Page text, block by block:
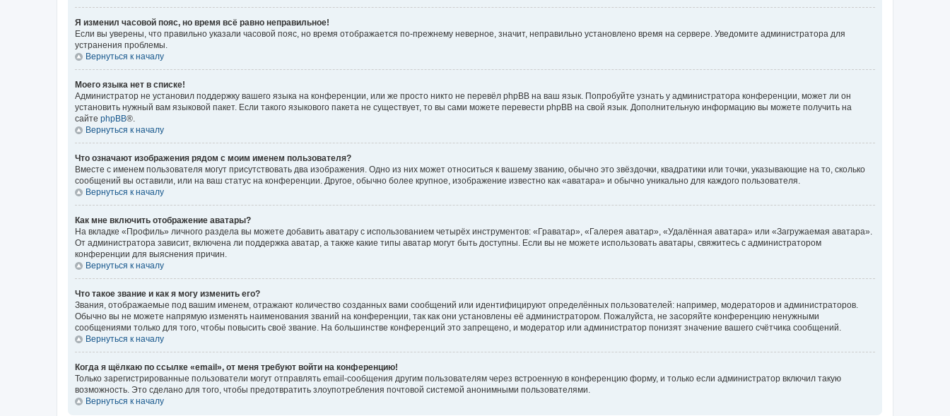
Я изменил часовой пояс, но время всё равно неправильное!
Если вы уверены, что правильно указали часовой пояс, но время отображается по-прежнему неверное, значит, неправильно установлено время на сервере. Уведомите администратора для
устранения проблемы.
Вернуться к началу
Моего языка нет в списке!
Администратор не установил поддержку вашего языка на конференции, или же просто никто не перевёл phpBB на ваш язык. Попробуйте узнать у администратора конференции, может ли он
установить нужный вам языковой пакет. Если такого языкового пакета не существует, то вы сами можете перевести phpBB на свой язык. Дополнительную информацию вы можете получить на
сайте phpBB®.
Вернуться к началу
Что означают изображения рядом с моим именем пользователя?
Вместе с именем пользователя могут присутствовать два изображения. Одно из них может относиться к вашему званию, обычно это звёздочки, квадратики или точки, указывающие на то, сколько
сообщений вы оставили, или на ваш статус на конференции. Другое, обычно более крупное, изображение известно как «аватара» и обычно уникально для каждого пользователя.
Вернуться к началу
Как мне включить отображение аватары?
На вкладке «Профиль» личного раздела вы можете добавить аватару с использованием четырёх инструментов: «Граватар», «Галерея аватар», «Удалённая аватара» или «Загружаемая аватара».
От администратора зависит, включена ли поддержка аватар, а также какие типы аватар могут быть доступны. Если вы не можете использовать аватары, свяжитесь с администратором
конференции для выяснения причин.
Вернуться к началу
Что такое звание и как я могу изменить его?
Звания, отображаемые под вашим именем, отражают количество созданных вами сообщений или идентифицируют определённых пользователей: например, модераторов и администраторов.
Обычно вы не можете напрямую изменять наименования званий на конференции, так как они установлены её администратором. Пожалуйста, не засоряйте конференцию ненужными
сообщениями только для того, чтобы повысить своё звание. На большинстве конференций это запрещено, и модератор или администратор понизят значение вашего счётчика сообщений.
Вернуться к началу
Когда я щёлкаю по ссылке «email», от меня требуют войти на конференцию!
Только зарегистрированные пользователи могут отправлять email-сообщения другим пользователям через встроенную в конференцию форму, и только если администратор включил такую
возможность. Это сделано для того, чтобы предотвратить злоупотребления почтовой системой анонимными пользователями.
Вернуться к началу